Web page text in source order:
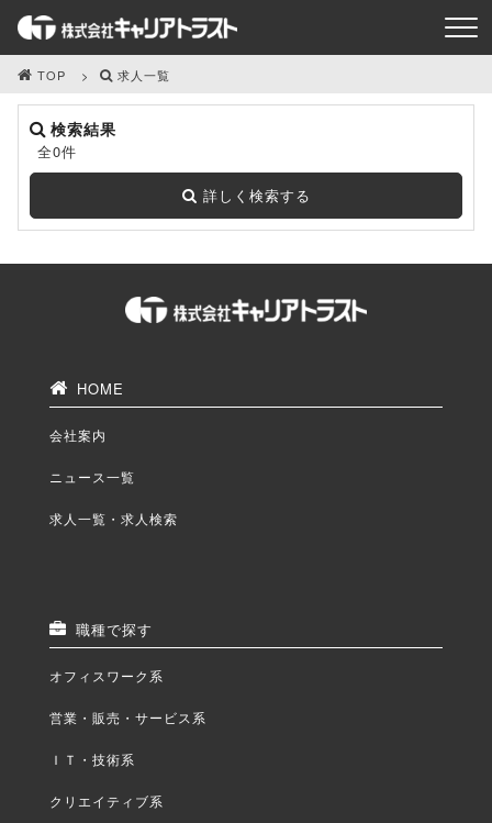
TOP 求人一覧
検索結果
全0件
詳しく検索する
HOME
会社案内
ニュース一覧
求人一覧・求人検索
職種で探す
オフィスワーク系
営業・販売・サービス系
ＩＴ・技術系
クリエイティブ系